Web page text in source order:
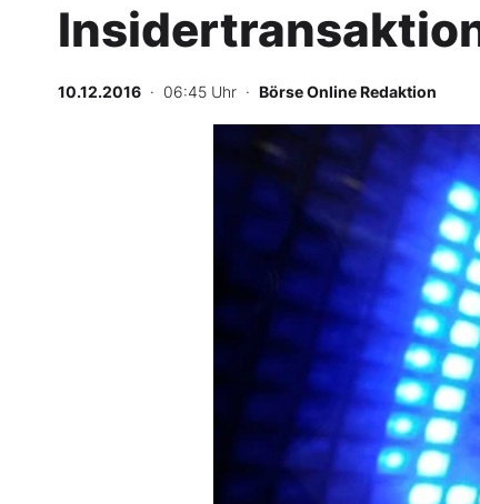
Abo & Shop
BO-Musterdepots
Mein Konto
10.12.2016 · 06:45 Uhr · Börse Online Redaktion